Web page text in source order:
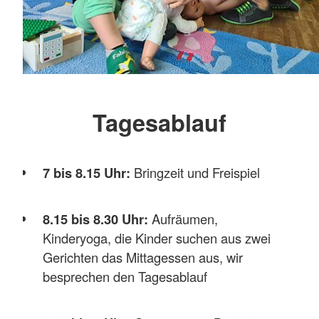
> 6 bis 7
Stunden (bis
35
Wochenstunden)
180,00 €
Stunden (bis
Wochenstunden)
195,00 €
Stunden (bis
45
Wochenstunden)
210,00 €
Tanja Zauner
Erzieherin, Krippenpädagogin
Sabine Vogl
Simone Becher
Berufspraktikantin (letztes
Ausbildungsjahr zur Erzieherin)
Ann-Kathrin Pollak
Tagesablauf
7 bis 8.15 Uhr: Bringzeit und Freispiel
8.15 bis 8.30 Uhr: Aufräumen,
Kinderyoga, die Kinder suchen aus zwei
Gerichten das Mittagessen aus, wir
besprechen den Tagesablauf